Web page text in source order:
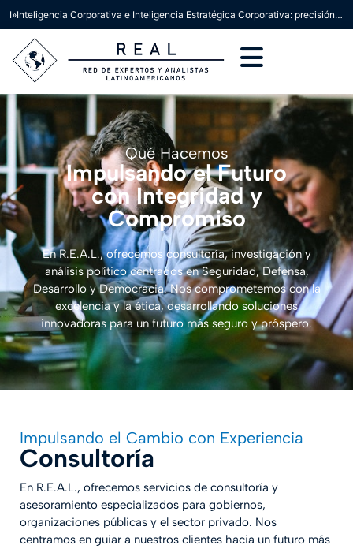
I»Inteligencia Corporativa e Inteligencia Estratégica Corporativa: precisión conceptual para la toma de decisiones»
Qué Hacemos
Impulsando el Futuro
con Integridad y
Compromiso
En R.E.A.L., ofrecemos consultoría, investigación y
análisis político centrados en Seguridad, Defensa,
Desarrollo y Democracia. Nos comprometemos con la
excelencia y la ética, desarrollando soluciones
innovadoras para un futuro más seguro y próspero.
Impulsando el Cambio con Experiencia
Consultoría
En R.E.A.L., ofrecemos servicios de consultoría y
asesoramiento especializados para gobiernos,
organizaciones públicas y el sector privado. Nos
centramos en guiar a nuestros clientes hacia un futuro más